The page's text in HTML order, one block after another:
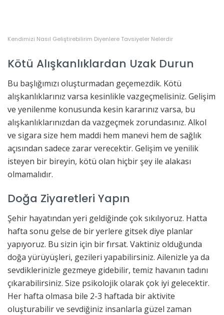
Kendimizi Nasıl Geliştirebilirim Diyenlere Tavsiyeler Nelerdir
Kötü Alışkanlıklardan Uzak Durun
Bu başlığımızı oluşturmadan geçemezdik. Kötü
alışkanlıklarınız varsa kesinlikle vazgeçmelisiniz. Gelişim
ve yenilenme konusunda kesin kararınız varsa, bu
alışkanlıklarınızdan da vazgeçmek zorundasınız. Alkol
ve sigara size hem maddi hem manevi hem de sağlık
açısından sadece zarar verecektir. Gelişim ve yenilik
isteyen bir bireyin, kötü olan hiçbir şey ile alakası
olmamalıdır.
Doğa Ziyaretleri Yapın
Şehir hayatından yeri geldiğinde çok sıkılıyoruz. Hatta
hafta sonu gelse de bir yerlere gitsek diye planlar
yapıyoruz. Bu sizin için bir fırsat. Vaktiniz olduğunda
doğa yürüyüşleri, gezileri yapabilirsiniz. Ailenizle ya da
sevdiklerinizle gezmeye gidebilir, temiz havanın tadını
çıkarabilirsiniz. Size psikolojik olarak çok iyi gelecektir.
Her hafta olmasa bile 2-3 haftada bir aktivite
oluşturabilir ve sevdiğiniz insanlarla güzel zaman